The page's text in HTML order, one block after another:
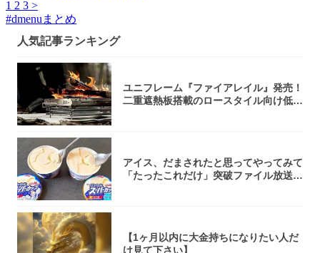
1 2 3 >
#dmenuまとめ
人気記事ランキング
ユニフレーム『ファイアレイル』発売！
二重遮熱板搭載のロースタイル向け低型
アイス、だまされたと思ってやってみて
「たったこれだけ」突破ファイル放送で
【1ヶ月以内に大金持ちになりたい人だ
け見て下さい】